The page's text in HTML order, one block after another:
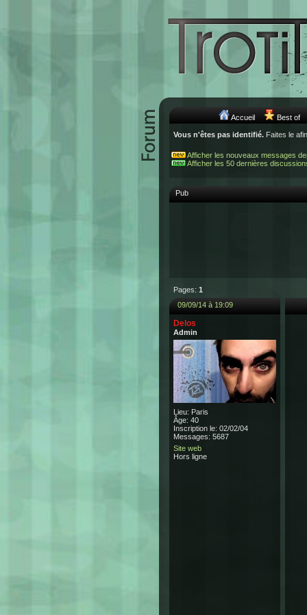
Accueil Best of
Vous n'êtes pas identifié. Faites le
Afficher les nouveaux messages
Afficher les 50 dernières
Pub
Pages: 1
09/09/14 à 19:09
Delos
Admin
Lieu: Paris
Âge: 40
Inscription le: 02/02/04
Messages: 5687
Site web
Hors ligne